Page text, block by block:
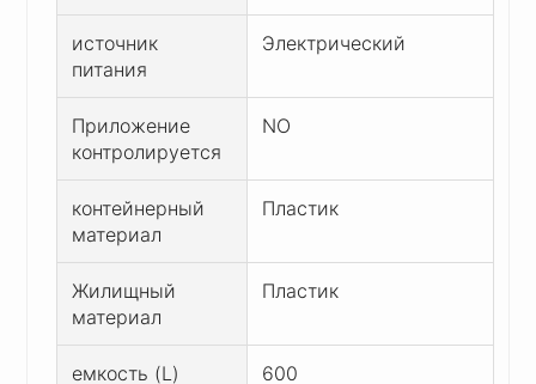
источник
питания
Электрический
Приложение
контролируется
NO
контейнерный
материал
Пластик
Жилищный
материал
Пластик
емкость (L) 600